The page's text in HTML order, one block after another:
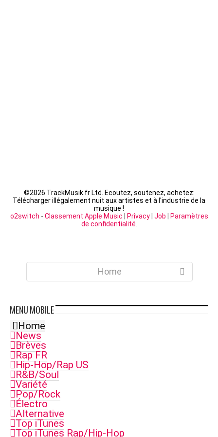
©2026 TrackMusik.fr Ltd. Ecoutez, soutenez, achetez:
Télécharger illégalement nuit aux artistes et à l'industrie de la
musique !
o2switch - Classement Apple Music Privacy| Job
Paramètres
de confidentialité
Home
MENUMOBILE
Home
News
Brèves
Rap FR
Hip-Hop/Rap US
R&B/Soul
Variété
Pop/Rock
Électro
Alternative
Top iTunes
Top iTunes Rap/Hip-Hop